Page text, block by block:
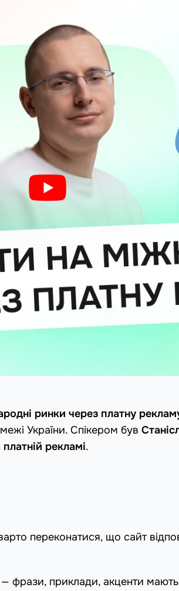
ринки через платну
України. Спікером був
рекламі.
переконатися, що сайт
фрази, приклади, акценти